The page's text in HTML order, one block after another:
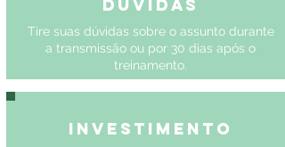
Dúvidas
Tire suas dúvidas sobre o assunto durante
a transmissão ou por 30 dias após o
treinamento.
Investimento